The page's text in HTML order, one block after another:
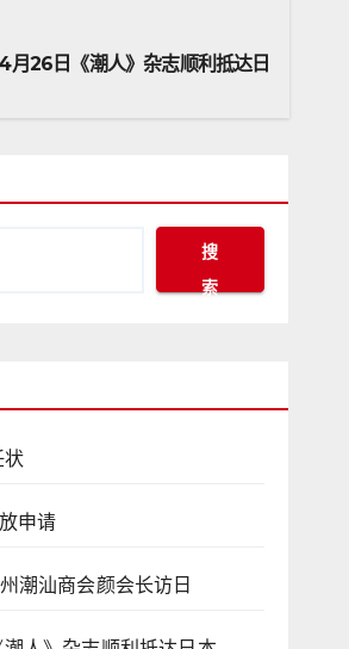
日杭州潮汕商会颜
ADMIN
26日《潮人》杂志顺利抵达日
搜
索
状
申请
潮汕商会颜会长访日